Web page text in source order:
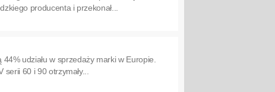
producenta i przekonał...
udziału w sprzedaży marki w Europie.
60 i 90 otrzymały...